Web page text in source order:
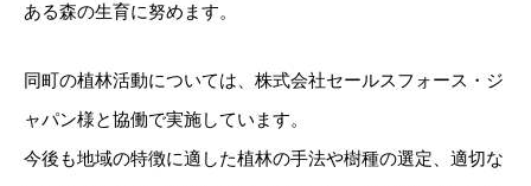
ある森の生育に努めます。
同町の植林活動については、株式会社セールスフォース・ジ
ャパン様と協働で実施しています。
今後も地域の特徴に適した植林の手法や樹種の選定、適切な